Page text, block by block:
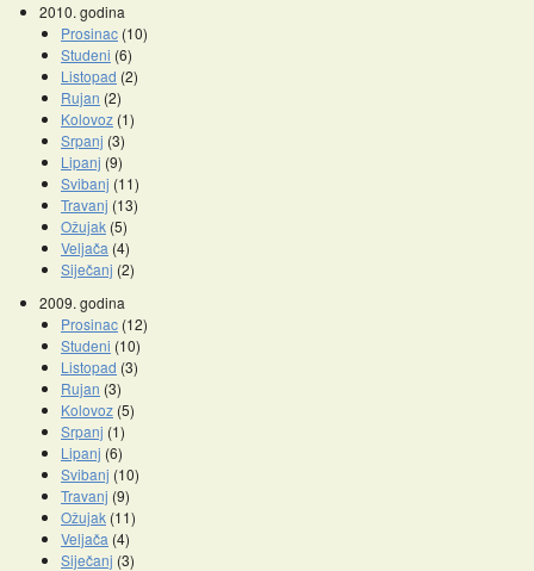
2010. godina
Prosinac (10)
Studeni (6)
Listopad (2)
Rujan (2)
Kolovoz (1)
Srpanj (3)
Lipanj (9)
Svibanj (11)
Travanj (13)
Ožujak (5)
Veljača (4)
Siječanj (2)
2009. godina
Prosinac (12)
Studeni (10)
Listopad (3)
Rujan (3)
Kolovoz (5)
Srpanj (1)
Lipanj (6)
Svibanj (10)
Travanj (9)
Ožujak (11)
Veljača (4)
Siječanj (3)